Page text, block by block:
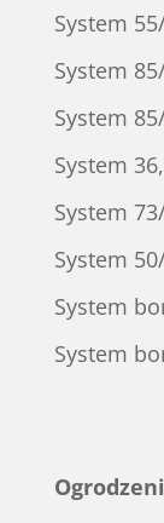
System
System
System
System
System
System
System
System